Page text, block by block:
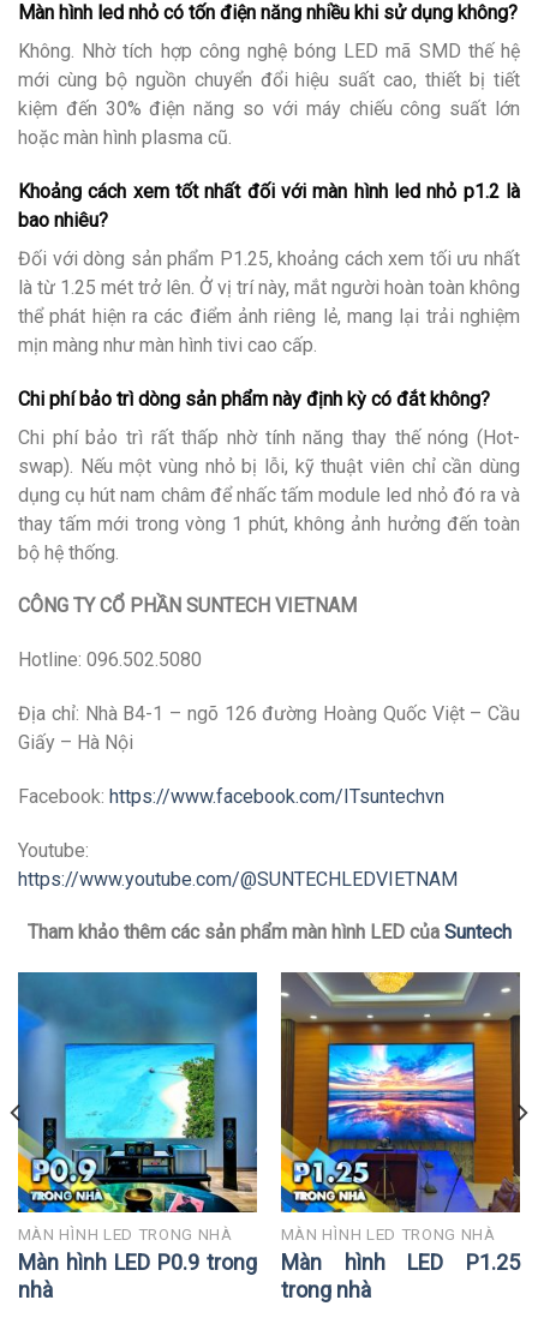
Màn hình led nhỏ có tốn điện năng nhiều khi sử dụng không?
Không. Nhờ tích hợp công nghệ bóng LED mã SMD thế hệ
mới cùng bộ nguồn chuyển đổi hiệu suất cao, thiết bị tiết
kiệm đến 30% điện năng so với máy chiếu công suất lớn
hoặc màn hình plasma cũ.
Khoảng cách xem tốt nhất đối với màn hình led nhỏ p1.2 là
bao nhiêu?
Đối với dòng sản phẩm P1.25, khoảng cách xem tối ưu nhất
là từ 1.25 mét trở lên. Ở vị trí này, mắt người hoàn toàn không
thể phát hiện ra các điểm ảnh riêng lẻ, mang lại trải nghiệm
mịn màng như màn hình tivi cao cấp.
Chi phí bảo trì dòng sản phẩm này định kỳ có đắt không?
Chi phí bảo trì rất thấp nhờ tính năng thay thế nóng (Hot-
swap). Nếu một vùng nhỏ bị lỗi, kỹ thuật viên chỉ cần dùng
dụng cụ hút nam châm để nhấc tấm module led nhỏ đó ra và
thay tấm mới trong vòng 1 phút, không ảnh hưởng đến toàn
bộ hệ thống.
CÔNG TY CỔ PHẦN SUNTECH VIETNAM
Hotline: 096.502.5080
Địa chỉ: Nhà B4-1 – ngõ 126 đường Hoàng Quốc Việt – Cầu
Giấy – Hà Nội
Facebook: https://www.facebook.com/ITsuntechvn
Youtube:
https://www.youtube.com/@SUNTECHLEDVIETNAM
Tham khảo thêm các sản phẩm màn hình LED của Suntech
MÀN HÌNH LED TRONG NHÀ
Màn hình LED P0.9 trong
nhà
MÀN HÌNH LED TRONG NHÀ
Màn hình LED P1.25
trong nhà